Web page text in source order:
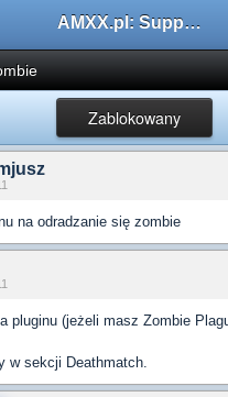
AMXX.pl: Support AMX Mod X i SourceMod
Zablokowany
na odradzanie się zombie
pluginu (jeżeli masz Zombie
w sekcji Deathmatch.